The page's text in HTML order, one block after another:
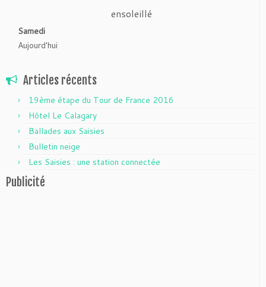
ensoleillé
Samedi
Aujourd'hui
Articles récents
19ème étape du Tour de France 2016
Hôtel Le Calagary
Ballades aux Saisies
Bulletin neige
Les Saisies : une station connectée
Publicité